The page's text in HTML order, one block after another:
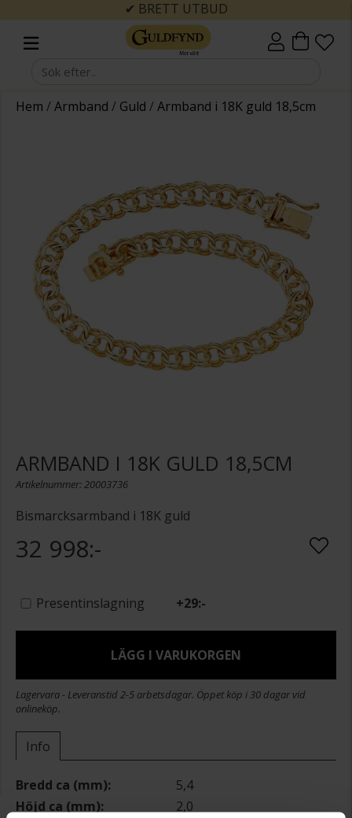
Hem /Armband / Guld /Armband i 18K guld 18,5cm
ARMBAND I 18K GULD 18,5CM
Artikelnummer: 20003736
Bismarcksarmband i 18K guld
32 998:-
Presentinslagning +29:-
LÄGG I VARUKORGEN
Lagervara - Leveranstid 2-5 arbetsdagar. Öppet köp i 30 dagar vid
onlineköp.
Info
Bredd ca (mm)
5,4
Höjd ca (mm)
2,0